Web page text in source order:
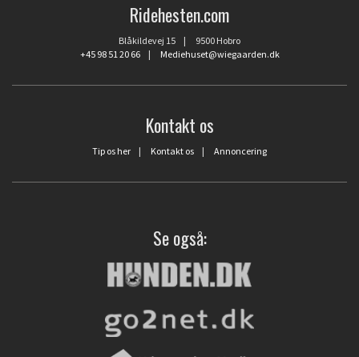
Ridehesten.com
Blåkildevej 15 | 9500 Hobro
+45 98 51 20 66| Mediehuset@wiegaarden.dk
Kontakt os
Tip os her | Kontakt os | Annoncering
Se også: